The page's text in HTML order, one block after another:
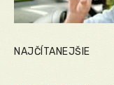
NAJČÍTANEJŠIE